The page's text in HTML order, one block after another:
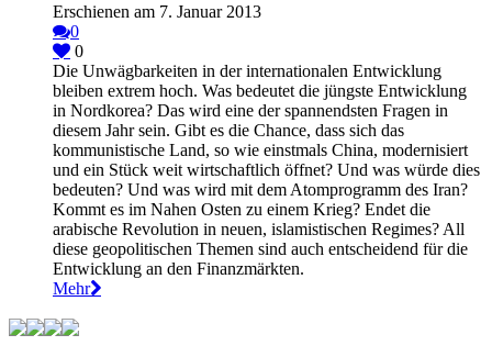
Erschienen am 7. Januar 2013
0
0
Die Unwägbarkeiten in der internationalen Entwicklung
bleiben extrem hoch. Was bedeutet die jüngste Entwicklung
in Nordkorea? Das wird eine der spannendsten Fragen in
diesem Jahr sein. Gibt es die Chance, dass sich das
kommunistische Land, so wie einstmals China, modernisiert
und ein Stück weit wirtschaftlich öffnet? Und was würde dies
bedeuten? Und was wird mit dem Atomprogramm des Iran?
Kommt es im Nahen Osten zu einem Krieg? Endet die
arabische Revolution in neuen, islamistischen Regimes? All
diese geopolitischen Themen sind auch entscheidend für die
Entwicklung an den Finanzmärkten.
Mehr